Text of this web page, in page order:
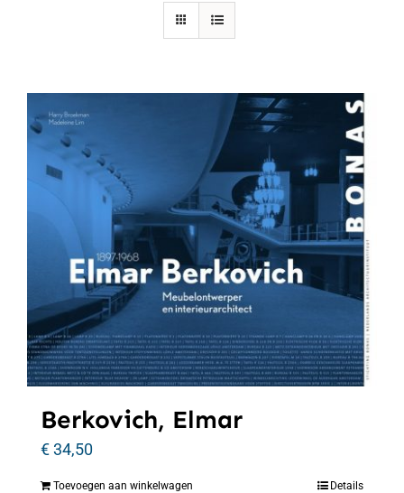
Berkovich, Elmar
€34,50
Toevoegen aan winkelwagen Details